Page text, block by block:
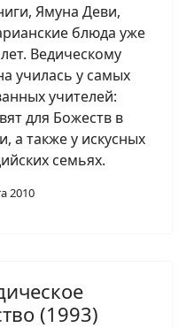
Ямуна Деви,
блюда уже
Ведическому
училась у самых
учителей:
для Божеств в
а также у искусных
семьях.
2010
(1993)